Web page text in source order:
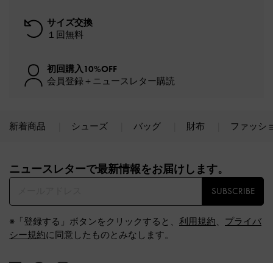
サイズ交換
１回無料
初回購入10%OFF
会員登録＋ニュースレター購読
新着商品 シューズ バッグ 財布 ファッシ
ニュースレターで最新情報をお届けします。​
SUBSCRIBE
※「登録する」ボタンをクリックすると、 利用規約、 プライバ
シー規約に同意したものとみなします。